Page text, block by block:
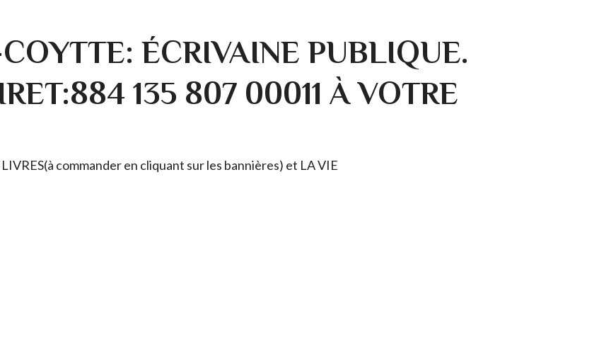
ÉCRIVAINE PUBLIQUE.
135 807 00011 À VOTRE
commander en cliquant sur les bannières) et LA VIE